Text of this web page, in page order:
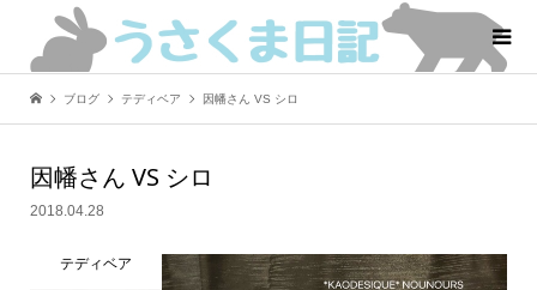
ブログ テディベア 因幡さん VS シロ
因幡さん VS シロ
2018.04.28
テディベア